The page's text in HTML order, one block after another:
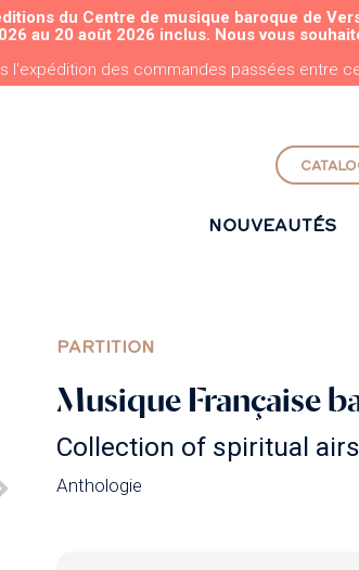
ALLER AU CONTENU PRINCIPAL
du Centre de musique baroque de
au 20 août 2026 inclus. Nous vous
l'expédition des commandes passées entre
NOUVEAUTÉS
PARTITION
Musique Française
Collection of spiritual
Anthologie